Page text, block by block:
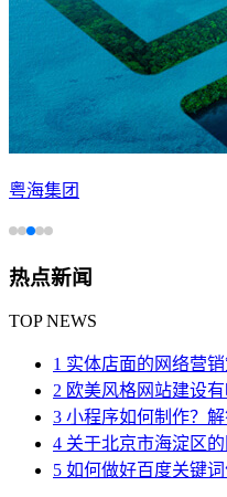
粤海集团
热点新闻
TOP NEWS
1 实体店面的网络营
2 欧美风格网站建设
3 小程序如何制作？
4 关于北京市海淀区
5 如何做好百度关键